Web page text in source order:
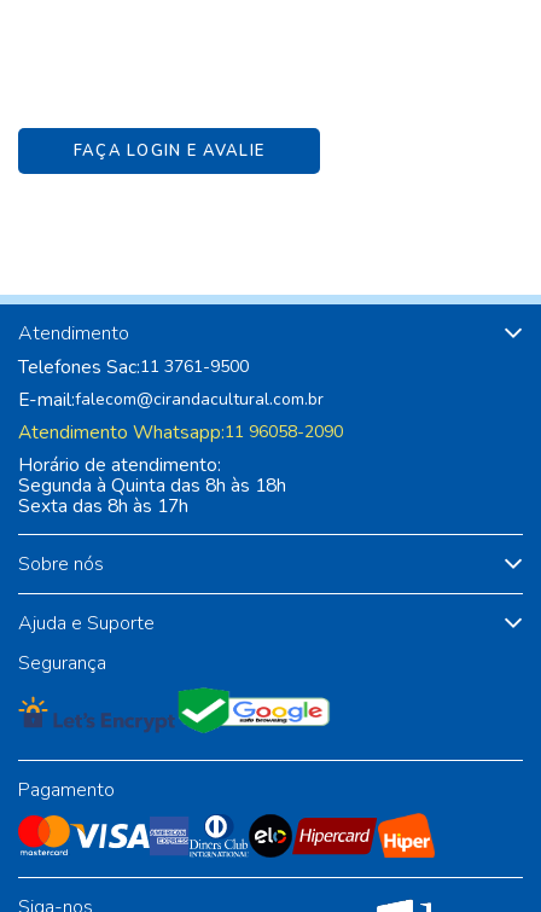
FAÇA LOGIN E AVALIE
Sobre nós
Ajuda e Suporte
Atendimento
Telefones Sac:11 3761-9500
E-mail:falecom@cirandacultural.com.br
Atendimento Whatsapp:11 96058-2090
Horário de atendimento:
Segunda à Quinta das 8h às 18h
Sexta das 8h às 17h
Segurança
Pagamento